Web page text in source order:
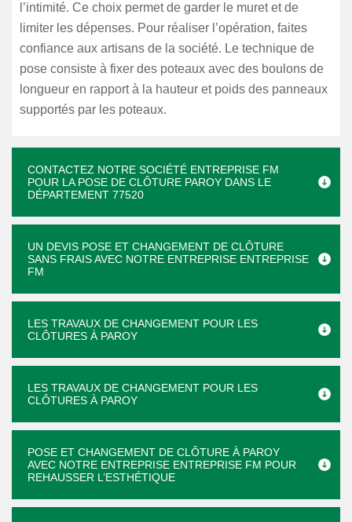
l’intimité. Ce choix permet de garder le muret et de
limiter les dépenses. Pour réaliser l’opération, faites
confiance aux artisans de la société. Le technique de
pose consiste à fixer des poteaux avec des boulons de
longueur en rapport à la hauteur et poids des panneaux
supportés par les poteaux.
CONTACTEZ NOTRE SOCIÉTÉ ENTREPRISE FM
POUR LA POSE DE CLÔTURE PAROY DANS LE
DÉPARTEMENT 77520
UN DEVIS POSE ET CHANGEMENT DE CLÔTURE
SANS FRAIS AVEC NOTRE ENTREPRISE ENTREPRISE
FM
LES TRAVAUX DE CHANGEMENT POUR LES
CLÔTURES À PAROY
LES TRAVAUX DE CHANGEMENT POUR LES
CLÔTURES À PAROY
POSE ET CHANGEMENT DE CLÔTURE À PAROY
AVEC NOTRE ENTREPRISE ENTREPRISE FM POUR
REHAUSSER L’ESTHÉTIQUE